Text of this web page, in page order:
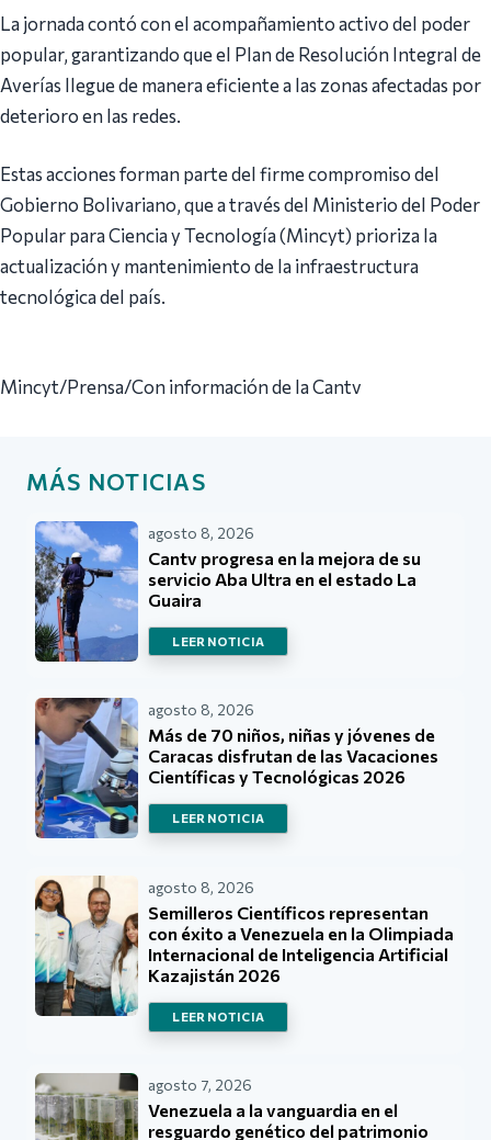
La jornada contó con el acompañamiento activo del poder
popular, garantizando que el Plan de Resolución Integral de
Averías llegue de manera eficiente a las zonas afectadas por
deterioro en las redes.
Estas acciones forman parte del firme compromiso del
Gobierno Bolivariano, que a través del Ministerio del Poder
Popular para Ciencia y Tecnología (Mincyt) prioriza la
actualización y mantenimiento de la infraestructura
tecnológica del país.
Mincyt/Prensa/Con información de la Cantv
MÁS NOTICIAS
agosto 8, 2026
Cantv progresa en la mejora de su
servicio Aba Ultra en el estado La
Guaira
LEER NOTICIA
agosto 8, 2026
Más de 70 niños, niñas y jóvenes de
Caracas disfrutan de las Vacaciones
Científicas y Tecnológicas 2026
LEER NOTICIA
agosto 8, 2026
Semilleros Científicos representan
con éxito a Venezuela en la Olimpiada
Internacional de Inteligencia Artificial
Kazajistán 2026
LEER NOTICIA
agosto 7, 2026
Venezuela a la vanguardia en el
resguardo genético del patrimonio